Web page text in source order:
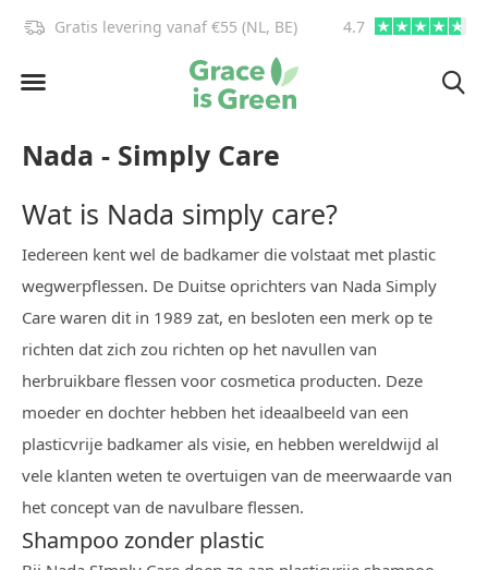
Gratis levering vanaf €55 (NL, BE) 4.7
Nada - Simply Care
Wat is Nada simply care?
Iedereen kent wel de badkamer die volstaat met plastic
wegwerpflessen. De Duitse oprichters van Nada Simply
Care waren dit in 1989 zat, en besloten een merk op te
richten dat zich zou richten op het navullen van
herbruikbare flessen voor cosmetica producten. Deze
moeder en dochter hebben het ideaalbeeld van een
plasticvrije badkamer als visie, en hebben wereldwijd al
vele klanten weten te overtuigen van de meerwaarde van
het concept van de navulbare flessen.
Shampoo zonder plastic